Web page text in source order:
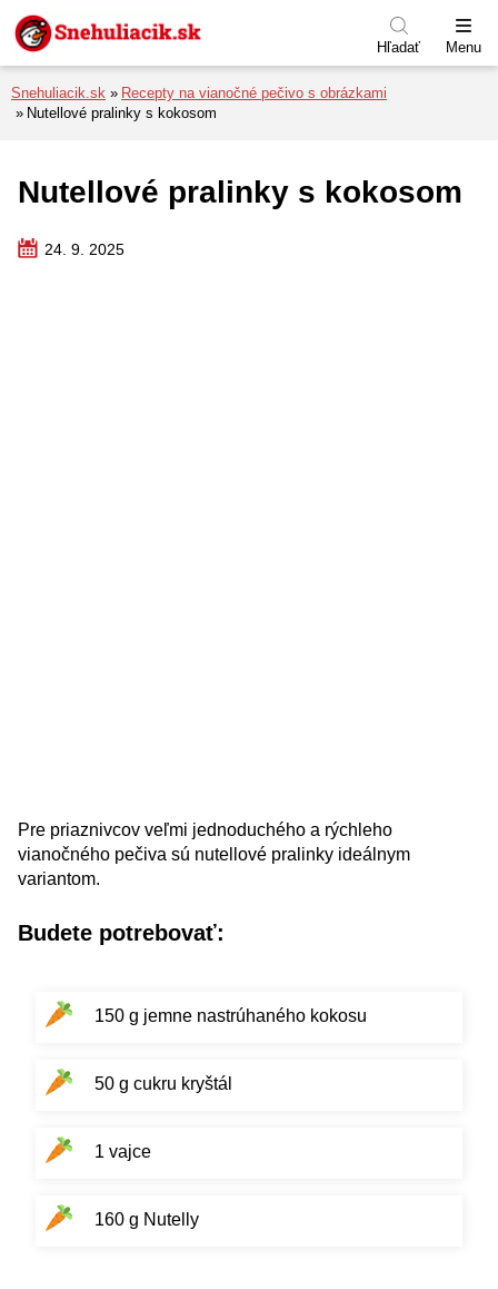
Preskočiť na menu
Preskočiť na obsah
Preskočiť na pätu
Hľadať Menu
Snehuliacik.sk
Recepty na vianočné pečivo s obrázkami
Nutellové pralinky s kokosom
Nutellové pralinky s kokosom
24. 9. 2025
Pre priaznivcov veľmi jednoduchého a rýchleho
vianočného pečiva sú nutellové pralinky ideálnym
variantom.
Budete potrebovať:
150 g jemne nastrúhaného kokosu
50 g cukru kryštál
1 vajce
160 g Nutelly